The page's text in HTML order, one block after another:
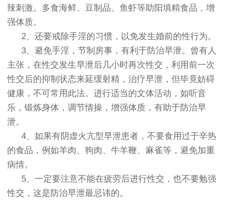
辣刺激。多食海鲜、豆制品、鱼虾等助阳填精食品，增
强体质。
2、还要戒除手淫的习惯，以免发生婚前的性行为。
3、避免手淫，节制房事，有利于防治早泄。曾有人
主张，在性交发生早泄后几小时再次性交，利用前一次
性交后的抑制状态来延缓射精，治疗早泄，但毕竟妨碍
健康，不可常用此法。进行适当的文体活动，如听音
乐，锻炼身体，调节情操，增强体质，有助于防治早
泄。
4、如果有阴虚火亢型早泄患者，不要食用过于辛热
的食品，例如羊肉、狗肉、牛羊鞭、麻雀等，避免加重
病情。
5、一定要注意不能在疲劳后进行性交，也不要勉强
性交，这是防治早泄最忌讳的。